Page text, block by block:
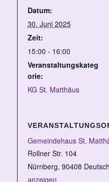
Datum:
30. Juni 2025
Zeit:
15:00 - 16:00
Veranstaltungskateg
orie:
KG St. Matthäus
Gemeindehaus St.
Rollner Str. 104
Nürnberg, 90408
anzeigen